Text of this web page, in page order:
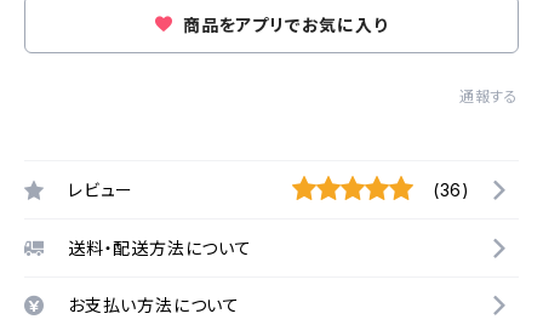
商品をアプリでお気に入り
通報する
レビュー (36)
送料・配送方法について
お支払い方法について